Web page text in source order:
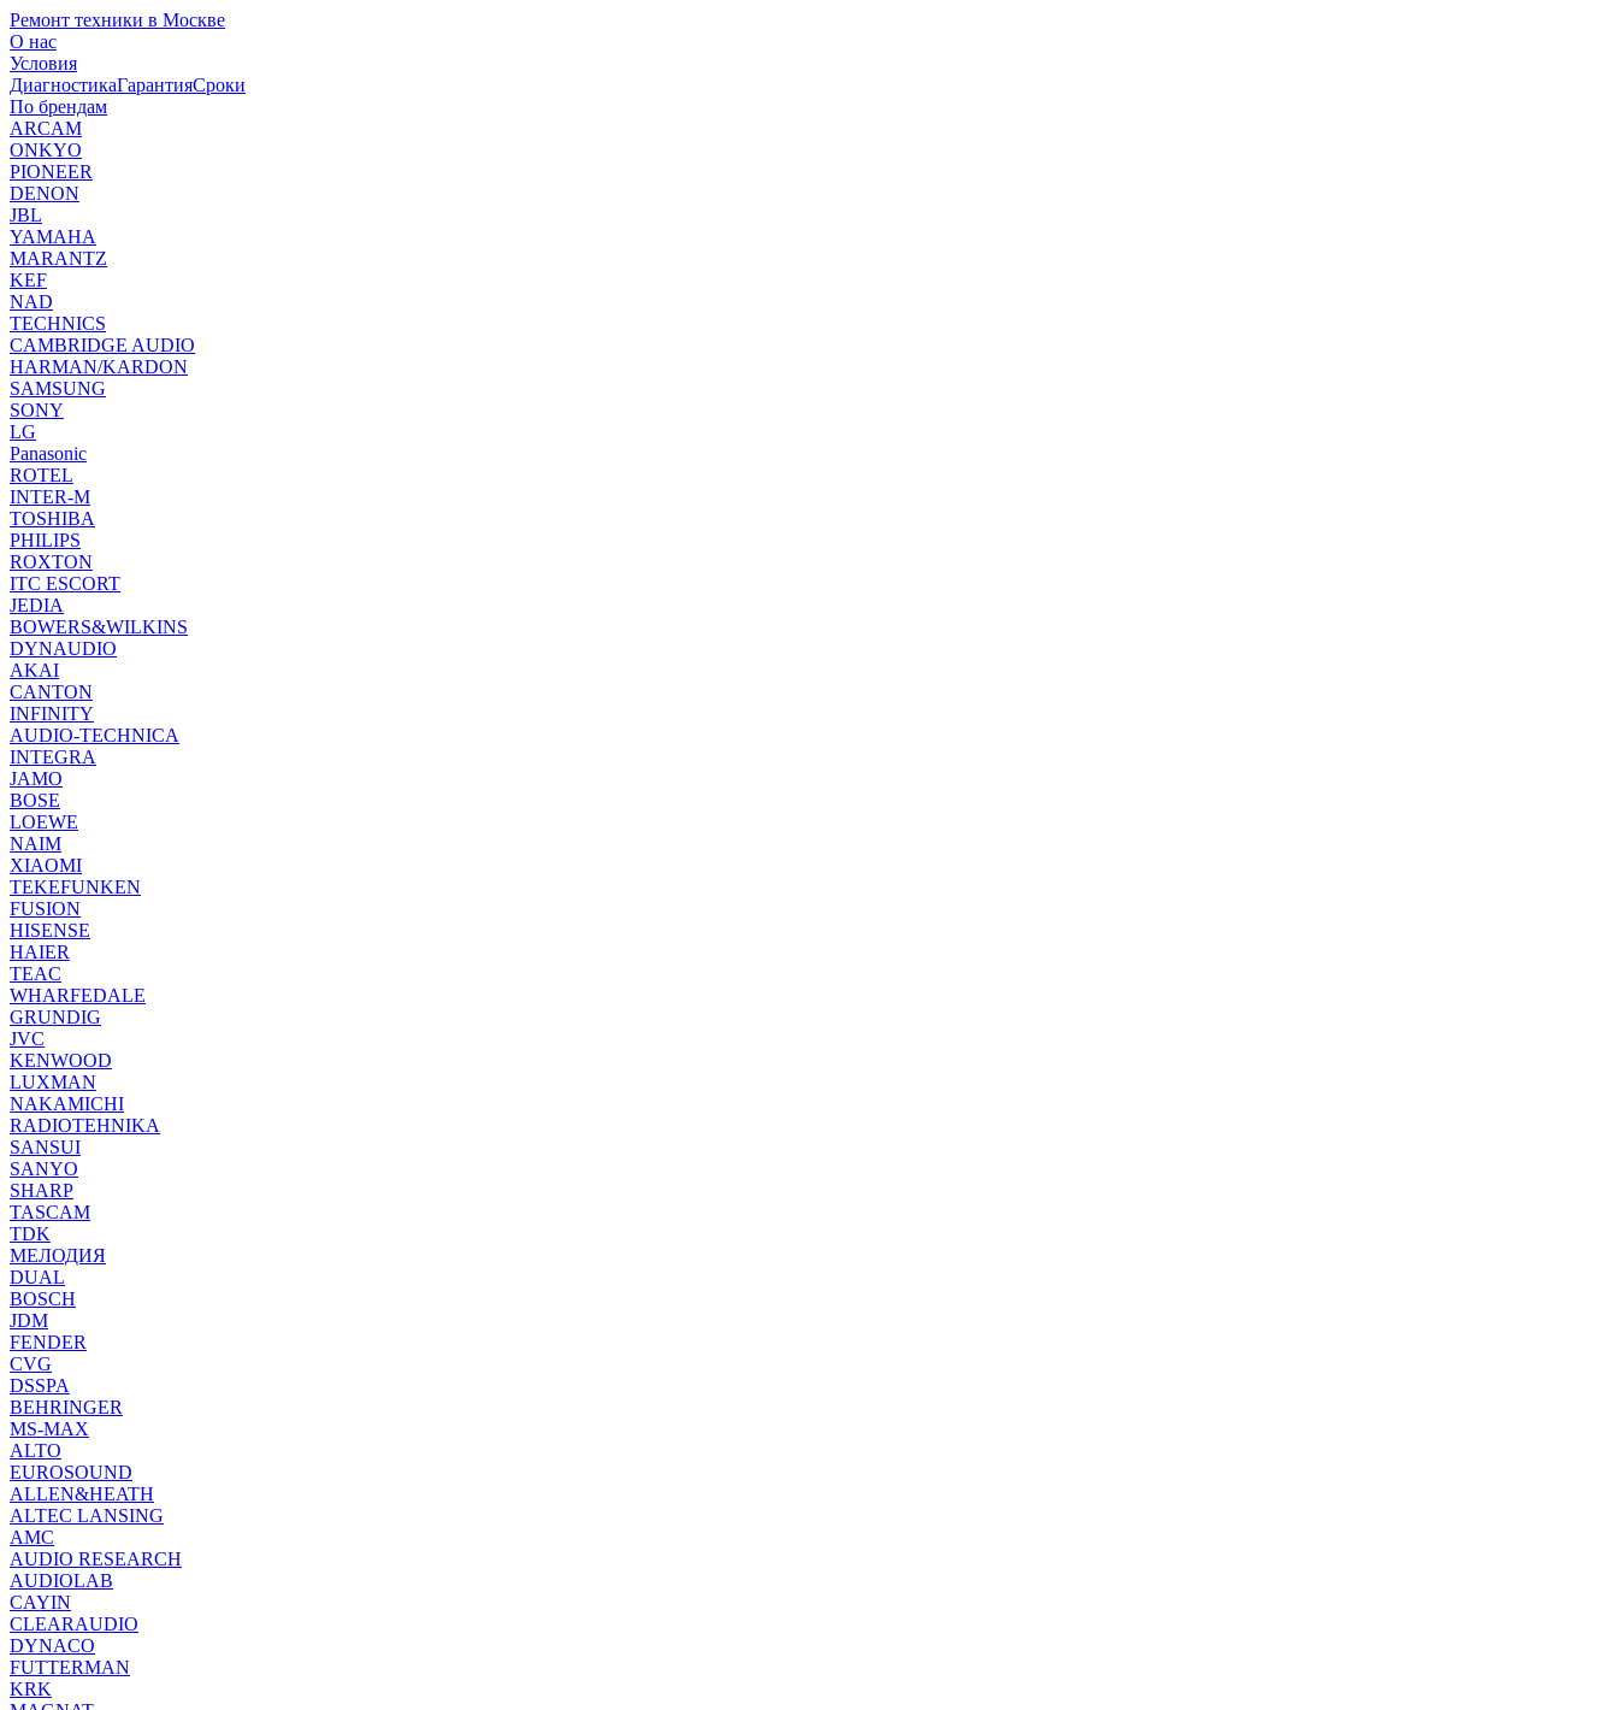
Ремонт техники в Москве
О нас
Условия
ДиагностикаГарантияСроки
По брендам
ARCAM
ONKYO
PIONEER
DENON
JBL
YAMAHA
MARANTZ
KEF
NAD
TECHNICS
CAMBRIDGE AUDIO
HARMAN/KARDON
SAMSUNG
SONY
LG
Panasonic
ROTEL
INTER-M
TOSHIBA
PHILIPS
ROXTON
ITC ESCORT
JEDIA
BOWERS&WILKINS
DYNAUDIO
AKAI
CANTON
INFINITY
AUDIO-TECHNICA
INTEGRA
JAMO
BOSE
LOEWE
NAIM
XIAOMI
TEKEFUNKEN
FUSION
HISENSE
HAIER
TEAC
WHARFEDALE
GRUNDIG
JVC
KENWOOD
LUXMAN
NAKAMICHI
RADIOTEHNIKA
SANSUI
SANYO
SHARP
TASCAM
TDK
МЕЛОДИЯ
DUAL
BOSCH
JDM
FENDER
CVG
DSSPA
BEHRINGER
MS-MAX
ALTO
EUROSOUND
ALLEN&HEATH
ALTEC LANSING
AMC
AUDIO RESEARCH
AUDIOLAB
CAYIN
CLEARAUDIO
DYNACO
FUTTERMAN
KRK